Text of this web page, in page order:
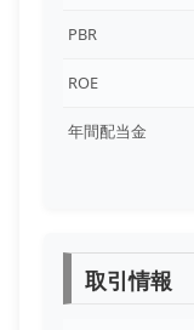
PBR
ROE
年間配当金
取引情報